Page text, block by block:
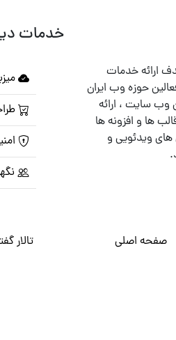
در سال ۱۳۸۶ با هدف ارائه خدمات
حوزه وب ایران
وب سایت ، ارائه
ها و افزونه ها
ویدئویی و
خدمات
صفحه اصلی تالار